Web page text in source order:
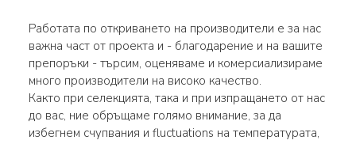
Работата по откриването на производители е за нас
важна част от проекта и - благодарение и на вашите
препоръки - търсим, оценяваме и комерсиализираме
много производители на високо качество.
Както при селекцията, така и при изпращането от нас
до вас, ние обръщаме голямо внимание, за да
избегнем счупвания и fluctuations на температурата,